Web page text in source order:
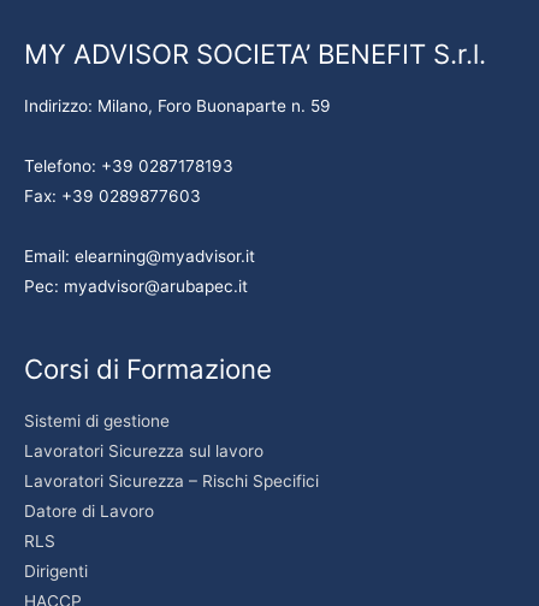
MY ADVISOR SOCIETA’ BENEFIT S.r.l.
Indirizzo: Milano, Foro Buonaparte n. 59
Telefono: +39 0287178193
Fax: +39 0289877603
Email: elearning@myadvisor.it
Pec: myadvisor@arubapec.it
Corsi di Formazione
Sistemi di gestione
Lavoratori Sicurezza sul lavoro
Lavoratori Sicurezza – Rischi Specifici
Datore di Lavoro
RLS
Dirigenti
HACCP